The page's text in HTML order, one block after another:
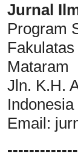
Jurnal
Program
Mataram
Jln. K.H.
Indonesia
Email: